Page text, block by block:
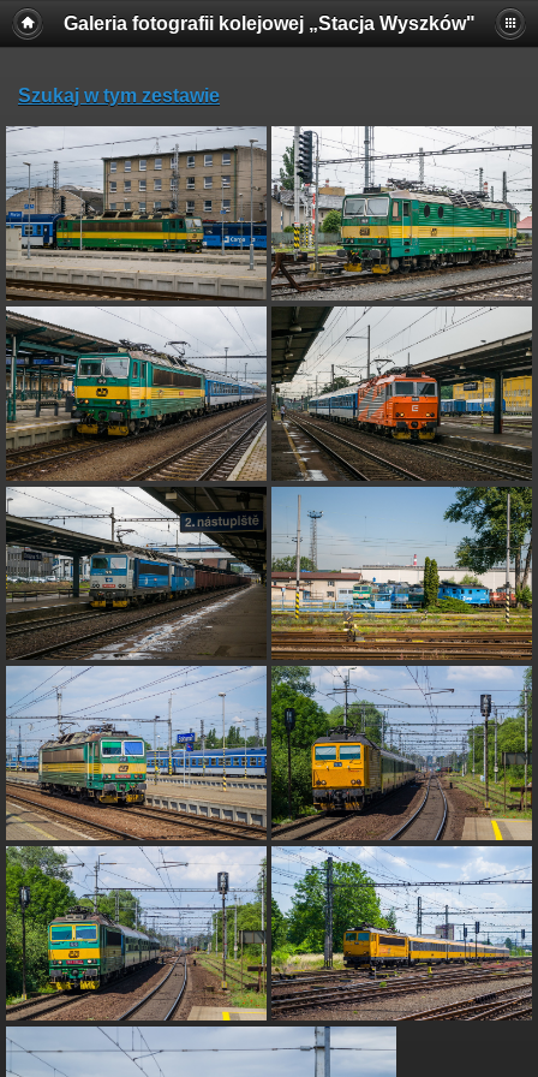
Galeria fotografii kolejowej „Stacja Wyszków"
Szukaj w tym zestawie